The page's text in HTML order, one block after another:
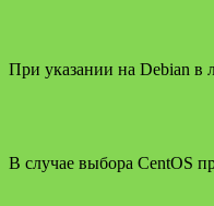
При указании на Debian в
В случае выбора CentOS